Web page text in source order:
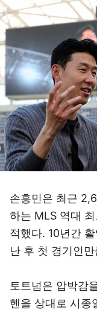
손흥민은 최근
하는 MLS 역대
적했다. 10년간
난 후 첫 경기인
토트넘은 압박감
헨을 상대로 시종